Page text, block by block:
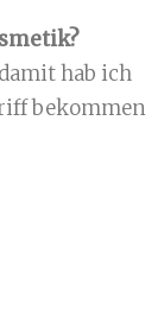
hab ich
bekommen